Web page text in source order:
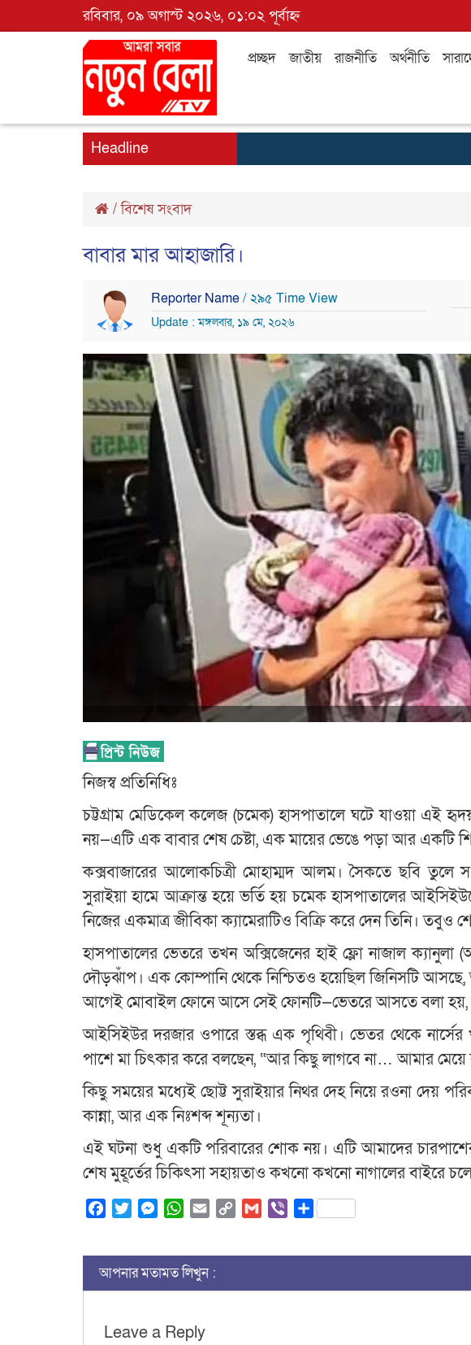
রবিবার, ০৯ অগাস্ট ২০২৬, ০১:০২ পূর্বাহ্ন
প্রচ্ছদ জাতীয় রাজনীতি অর্থনীতি
Headline
/বিশেষ সংবাদ
বাবার মার আহাজারি।
Reporter Name/ ২৯৫ Time View
Update : মঙ্গলবার, ১৯ মে, ২০২৬
নিজস্ব প্রতিনিধিঃ
চট্টগ্রাম মেডিকেল কলেজ (চমেক) হাসপাতালে ঘটে যাওয়া এই
নয়—এটি এক বাবার শেষ চেষ্টা, এক মায়ের ভেঙে পড়া আর একটি
কক্সবাজারের আলোকচিত্রী মোহাম্মদ আলম। সৈকতে ছবি তুলে
সুরাইয়া হামে আক্রান্ত হয়ে ভর্তি হয় চমেক হাসপাতালের
নিজের একমাত্র জীবিকা ক্যামেরাটিও বিক্রি করে দেন তিনি। তবুও
হাসপাতালের ভেতরে তখন অক্সিজেনের হাই ফ্লো নাজাল
দৌড়ঝাঁপ। এক কোম্পানি থেকে নিশ্চিতও হয়েছিল জিনিসটি আসছে,
আগেই মোবাইল ফোনে আসে সেই ফোনটি—ভেতরে আসতে বলা হয়,
আইসিইউর দরজার ওপারে স্তব্ধ এক পৃথিবী। ভেতর থেকে
পাশে মা চিৎকার করে বলছেন, “আর কিছু লাগবে না… আমার মেয়ে
কিছু সময়ের মধ্যেই ছোট্ট সুরাইয়ার নিথর দেহ নিয়ে রওনা দেয়
কান্না, আর এক নিঃশব্দ শূন্যতা।
এই ঘটনা শুধু একটি পরিবারের শোক নয়। এটি আমাদের চারপাশের
শেষ মুহূর্তের চিকিৎসা সহায়তাও কখনো কখনো নাগালের বাইরে
FacebookTwitterMessenger
WhatsApp
Email Copy
Gmail ViberShare
আপনার মতামত লিখুন :
Leave a Reply